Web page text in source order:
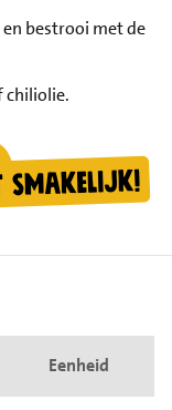
bestrooi met de
chiliolie.
Eenheid